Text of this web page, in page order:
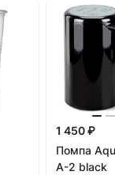
1 450 ₽
Помпа
A-2 black